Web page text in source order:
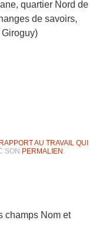
quartier Nord de
de savoirs,
AU TRAVAIL QUI
SON PERMALIEN
champs Nom et